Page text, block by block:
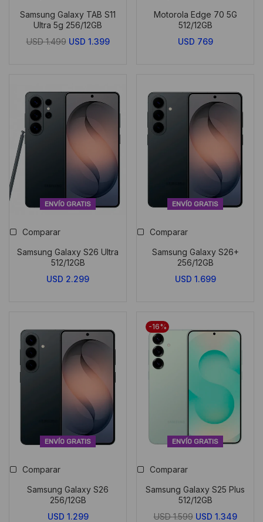
Samsung Galaxy TAB S11
Ultra 5g 256/12GB
USD1.499 El
USD
1.499.
USD 1.399El
Motorola Edge 70 5G
512/12GB
USD 769
ENVÍO GRATIS
Comparar
Samsung Galaxy S26 Ultra
512/12GB
USD 2.299
ENVÍO GRATIS
Comparar
Samsung Galaxy S26+
256/12GB
USD 1.699
ENVÍO GRATIS
Comparar
Samsung Galaxy S26
256/12GB
USD 1.299
-16%
ENVÍO GRATIS
Comparar
Samsung Galaxy S25 Plus
512/12GB
USD1.599 El
USD 1.349El